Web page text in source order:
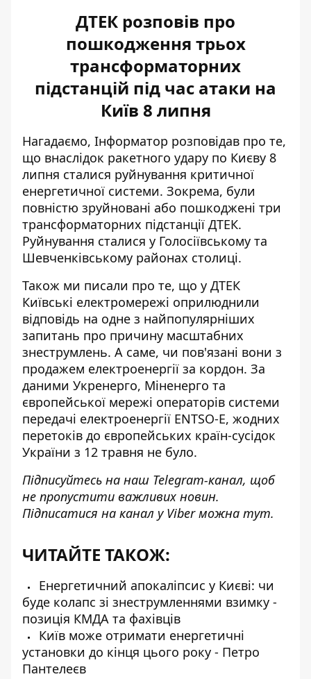
ДТЕК розповів про
пошкодження трьох
трансформаторних
підстанцій під час атаки на
Київ 8 липня
Нагадаємо, Інформатор розповідав про те,
що внаслідок ракетного удару по Києву 8
липня сталися руйнування критичної
енергетичної системи. Зокрема, були
повністю зруйновані або пошкоджені три
трансформаторних підстанції ДТЕК.
Руйнування сталися у Голосіївському та
Шевченківському районах столиці.
Також ми писали про те, що у ДТЕК
Київські електромережі оприлюднили
відповідь на одне з найпопулярніших
запитань про причину масштабних
знеструмлень. А саме, чи пов'язані вони з
продажем електроенергії за кордон. За
даними Укренерго, Міненерго та
європейської мережі операторів системи
передачі електроенергії ENTSO-E, жодних
перетоків до європейських країн-сусідок
України з 12 травня не було.
Підписуйтесь на наш Telegram-канал, щоб
не пропустити важливих новин.
Підписатися на канал у Viber можна тут.
ЧИТАЙТЕ ТАКОЖ:
Енергетичний апокаліпсис у Києві: чи
буде колапс зі знеструмленнями взимку -
позиція КМДА та фахівців
Київ може отримати енергетичні
установки до кінця цього року - Петро
Пантелеєв